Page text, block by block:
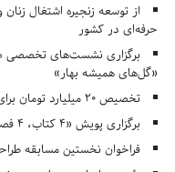
از توسعه زنجیره اشتغال
حرفه‌ای در کشور
برگزاری نشست‌های تخصصی
«گل‌های همیشه بهار»
تخصیص ۲۰ میلیارد تومان برای درمان بیماران هموفیلی
برگزاری پویش «۴ کتاب، ۴ فصل» در مراکز کانون البرز
فراخوان نخستین مسابقه